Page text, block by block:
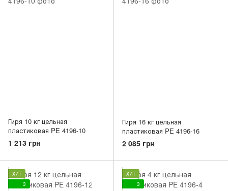
Гиря 10 кг цельная
пластиковая PE 4196-10
1 213 грн
Гиря 16 кг цельная
пластиковая PE 4196-16
2 085 грн
ХИТ
3
ХИТ
3